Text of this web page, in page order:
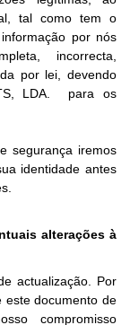
tal como tem o
por nós
incorrecta,
por lei, devendo
LDA. para os
segurança iremos
identidade antes
alterações à
actualização. Por
este documento de
compromisso